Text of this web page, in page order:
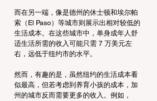
而在另一端，像是德州的休士顿和埃尔帕
索（El Paso）等城市则展示出相对较低的
生活成本。在这些城市中，单身成年人舒
适生活所需的收入可能只需 7 万美元左
右，远低于纽约市的水平。
然而，有趣的是，虽然纽约的生活成本看
似最高，但若考虑到养育小孩的成本，加
州的城市反而需要更多的收入。例如，